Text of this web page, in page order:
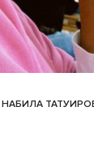
НАБИЛА